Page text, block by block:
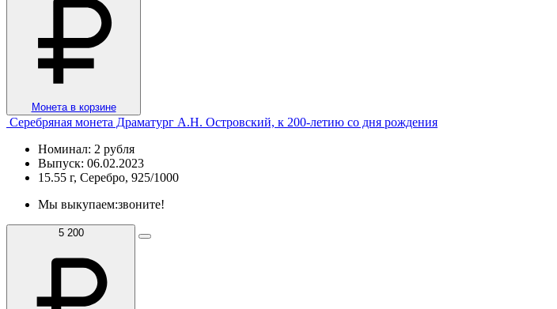
Монета в корзине
Серебряная монета Драматург А.Н. Островский, к 200-летию со дня рождения
Номинал: 2 рубля
Выпуск: 06.02.2023
15.55 г, Серебро, 925/1000
Мы выкупаем:звоните!
5 200